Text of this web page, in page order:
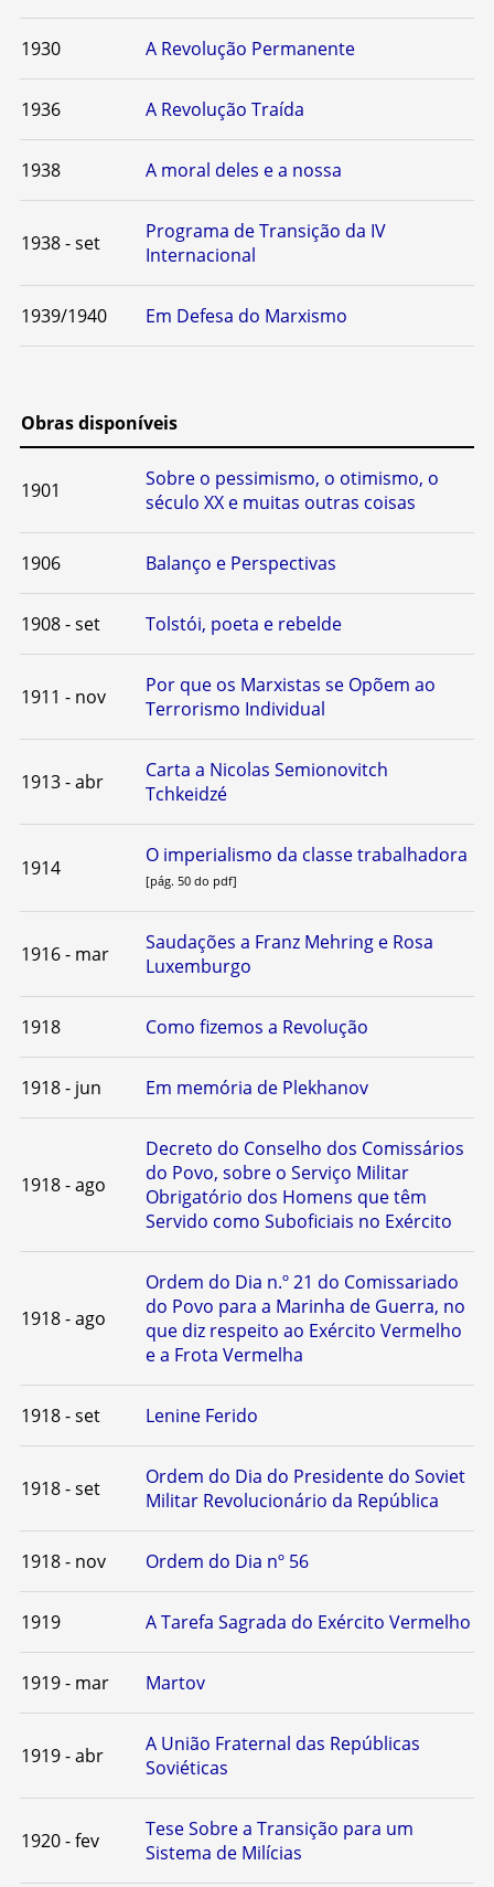
1930 A Revolução Permanente
1936 A Revolução Traída
1938 A moral deles e a nossa
1938 - set
Programa de Transição da IV
Internacional
1939/1940 Em Defesa do Marxismo
Obras disponíveis
1901
Sobre o pessimismo, o otimismo, o
século XX e muitas outras coisas
1906 Balanço e Perspectivas
1908 - set Tolstói, poeta e rebelde
1911 - nov
Por que os Marxistas se Opõem ao
Terrorismo Individual
1913 - abr
Carta a Nicolas Semionovitch
Tchkeidzé
1914
O imperialismo da classe trabalhadora
[pág. 50 do pdf]
1916 - mar
Saudações a Franz Mehring e Rosa
Luxemburgo
1918 Como fizemos a Revolução
1918 - jun Em memória de Plekhanov
1918 - ago
Decreto do Conselho dos Comissários
do Povo, sobre o Serviço Militar
Obrigatório dos Homens que têm
Servido como Suboficiais no Exército
1918 - ago
Ordem do Dia n.º 21 do Comissariado
do Povo para a Marinha de Guerra, no
que diz respeito ao Exército Vermelho
e a Frota Vermelha
1918 - set Lenine Ferido
1918 - set
Ordem do Dia do Presidente do Soviet
Militar Revolucionário da República
1918 - nov Ordem do Dia nº 56
1919 A Tarefa Sagrada do Exército Vermelho
1919 - mar Martov
1919 - abr
A União Fraternal das Repúblicas
Soviéticas
1920 - fev
Tese Sobre a Transição para um
Sistema de Milícias